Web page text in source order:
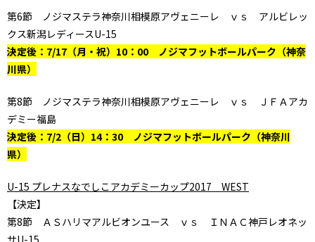
第6節 ノジマステラ神奈川相模原アヴェニーレ ｖｓ アルビレッ
クス新潟レディースU-15
決定後：7/17（月・祝）10：00 ノジマフットボールパーク（神奈
川県）
第8節 ノジマステラ神奈川相模原アヴェニーレ ｖｓ ＪＦＡアカ
デミー福島
決定後：7/2（日）14：30 ノジマフットボールパーク（神奈川
県）
U-15 プレナスなでしこアカデミーカップ2017 WEST
【決定】
第8節 ＡＳハリマアルビオンユース ｖｓ ＩＮＡＣ神戸レオネッ